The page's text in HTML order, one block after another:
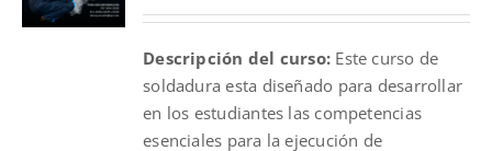
$830.00.$675.00.
Descripción del curso: Este curso de
soldadura esta diseñado para desarrollar
en los estudiantes las competencias
esenciales para la ejecución de